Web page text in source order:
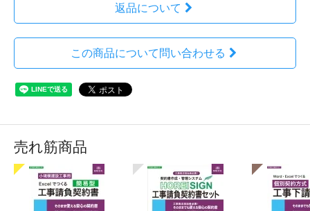
返品について
この商品について問い合わせる
売れ筋商品